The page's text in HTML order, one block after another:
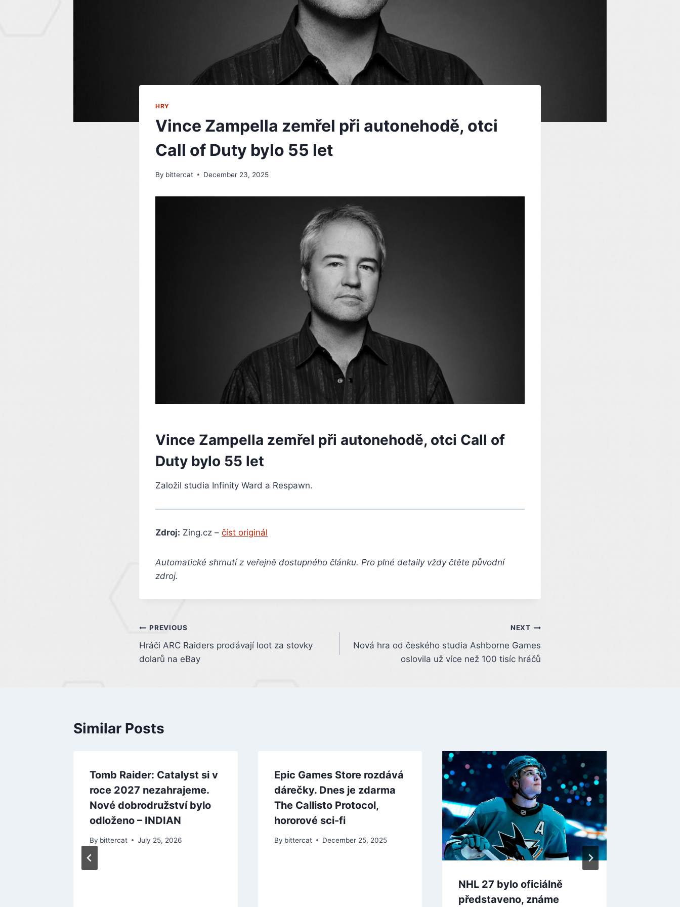
HRY
Vince Zampella zemřel při autonehodě, otci
Call of Duty bylo 55 let
By bittercat December 23, 2025
Vince Zampella zemřel při autonehodě, otci Call of
Duty bylo 55 let
Založil studia Infinity Ward a Respawn.
Zdroj: Zing.cz – číst originál
Automatické shrnutí z veřejně dostupného článku. Pro plné detaily vždy čtěte původní
zdroj.
Post
navigation
PREVIOUS
Hráči ARC Raiders prodávají loot za stovky
dolarů na eBay
NEXT
Nová hra od českého studia Ashborne Games
oslovila už více než 100 tisíc hráčů
Similar Posts
Tomb Raider: Catalyst si v
roce 2027 nezahrajeme.
Nové dobrodružství bylo
odloženo – INDIAN
By bittercat July 25, 2026
Epic Games Store rozdává
dárečky. Dnes je zdarma
The Callisto Protocol,
hororové sci-fi
By bittercat December 25, 2025
NHL 27 bylo oficiálně
představeno, známe